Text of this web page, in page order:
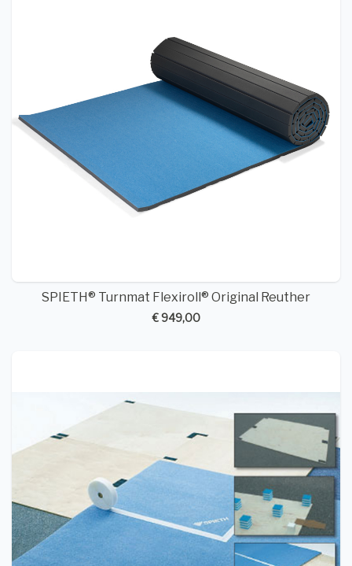
SPIETH® Turnmat Flexiroll® Original Reuther
€ 949,00